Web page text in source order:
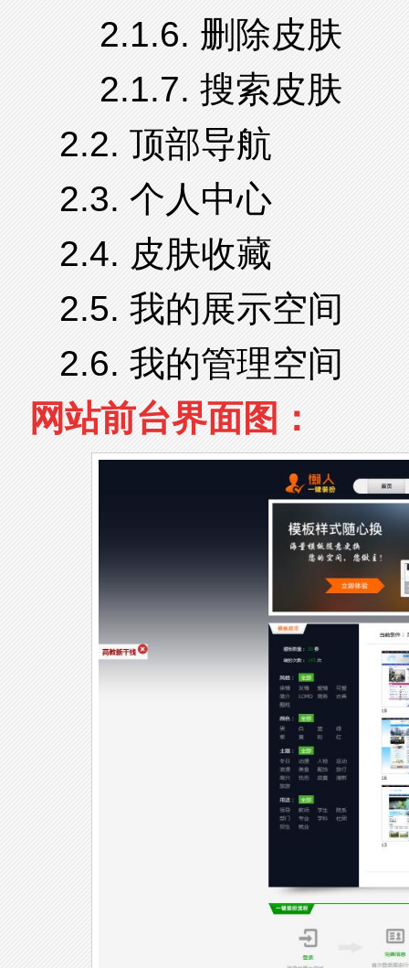
2.1.6. 删除皮肤
2.1.7. 搜索皮肤
2.2. 顶部导航
2.3. 个人中心
2.4. 皮肤收藏
2.5. 我的展示空间
2.6. 我的管理空间
网站前台界面图：